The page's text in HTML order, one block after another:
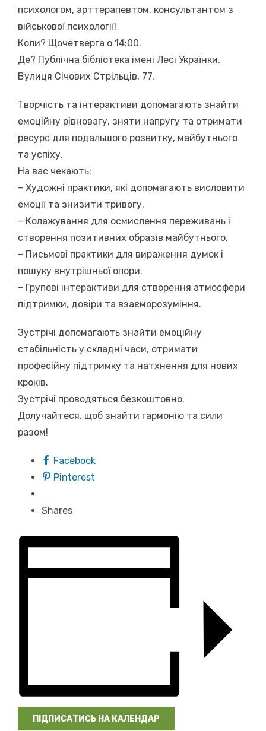
психологом, арттерапевтом, консультантом з
військової психології!
Коли? Щочетверга о 14:00.
Де? Публічна бібліотека імені Лесі Українки.
Вулиця Січових Стрільців, 77.
Творчість та інтерактиви допомагають знайти
емоційну рівновагу, зняти напругу та отримати
ресурс для подальшого розвитку, майбутнього
та успіху.
На вас чекають:
– Художні практики, які допомагають висловити
емоції та знизити тривогу.
– Колажування для осмислення переживань і
створення позитивних образів майбутнього.
– Письмові практики для вираження думок і
пошуку внутрішньої опори.
– Групові інтерактиви для створення атмосфери
підтримки, довіри та взаєморозуміння.
Зустрічі допомагають знайти емоційну
стабільність у складні часи, отримати
професійну підтримку та натхнення для нових
кроків.
Зустрічі проводяться безкоштовно.
Долучайтеся, щоб знайти гармонію та сили
разом!
Facebook
Pinterest
Shares
ПІДПИСАТИСЬ НА КАЛЕНДАР